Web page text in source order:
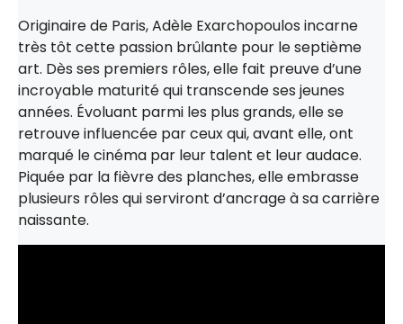
Originaire de Paris, Adèle Exarchopoulos incarne
très tôt cette passion brûlante pour le septième
art. Dès ses premiers rôles, elle fait preuve d’une
incroyable maturité qui transcende ses jeunes
années. Évoluant parmi les plus grands, elle se
retrouve influencée par ceux qui, avant elle, ont
marqué le cinéma par leur talent et leur audace.
Piquée par la fièvre des planches, elle embrasse
plusieurs rôles qui serviront d’ancrage à sa carrière
naissante.